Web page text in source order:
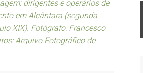
dirigentes e operários de
em Alcântara (segunda
XIX). Fotógrafo: Francesco
Arquivo Fotográfico de